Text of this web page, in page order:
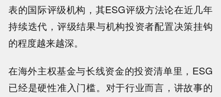
表的国际评级机构，其ESG评级方法论在近几年
持续迭代，评级结果与机构投资者配置决策挂钩
的程度越来越深。
在海外主权基金与长线资金的投资清单里，ESG
已经是硬性准入门槛。对于行业而言，讲故事的